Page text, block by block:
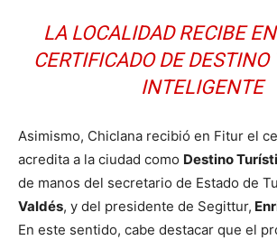
LA LOCALIDAD RECIBE
CERTIFICADO DE DESTINO
INTELIGENTE
Asimismo, Chiclana recibió en Fitur el
acredita a la ciudad como Destino
de manos del secretario de Estado de
Valdés, y del presidente de Segittur,
En este sentido, cabe destacar que el